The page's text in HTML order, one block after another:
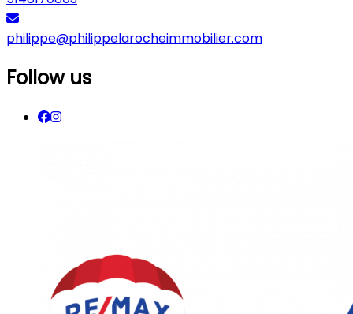
philippe@philippelarocheimmobilier.com
Follow us